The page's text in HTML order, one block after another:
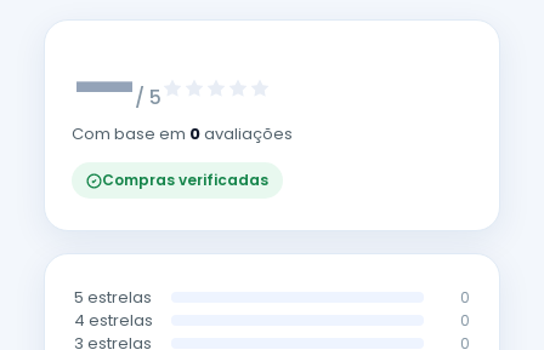
—/ 5
Com base em 0avaliações
Compras verificadas
5 estrelas 0
4 estrelas 0
3 estrelas 0